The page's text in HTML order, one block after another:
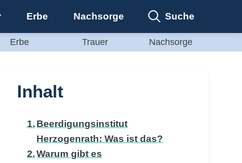
Erbe Nachsorge Suche
Erbe Trauer Nachsorge
Inhalt
Beerdigungsinstitut
Herzogenrath: Was ist das?
Warum gibt es